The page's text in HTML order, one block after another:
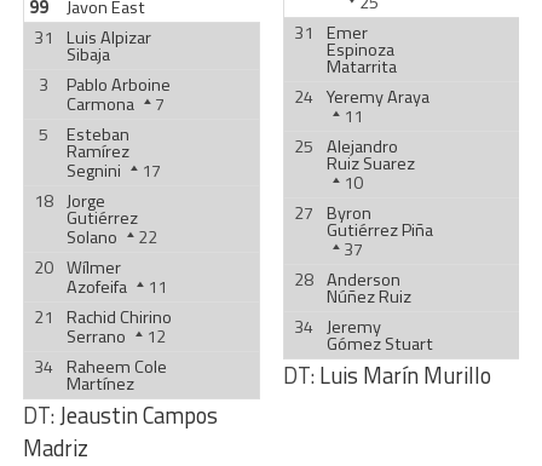
99
Javon East
31 Luis Alpizar
Sibaja
3
Pablo Arboine
Carmona
7
5
Esteban
Ramírez
Segnini
17
18 Jorge
Gutiérrez
Solano
22
20 Wílmer
Azofeifa
11
21 Rachid Chirino
Serrano
12
34 Raheem Cole
Martínez
DT:Jeaustin Campos
Madriz
31 Emer
Espinoza
Matarrita
24 Yeremy Araya
11
25 Alejandro
Ruiz Suarez
10
27 Byron
Gutiérrez Piña
37
28 Anderson
Núñez Ruiz
34 Jeremy
Gómez Stuart
DT:Luis Marín Murillo